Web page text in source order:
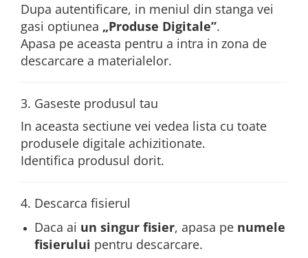
Dupa autentificare, in meniul din stanga vei
gasi optiunea „Produse Digitale”.
Apasa pe aceasta pentru a intra in zona de
descarcare a materialelor.
3. Gaseste produsul tau
In aceasta sectiune vei vedea lista cu toate
produsele digitale achizitionate.
Identifica produsul dorit.
4. Descarca fisierul
Daca ai un singur fisier, apasa pe numele
fisierului pentru descarcare.